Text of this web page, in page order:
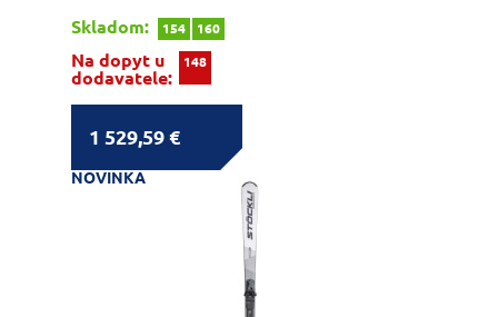
Skladom:
154 160
Na dopyt u
dodavatele:
148
1 529,59 €
NOVINKA